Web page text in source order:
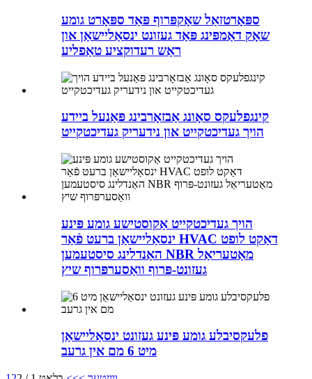
ספּאָרטזאַל שאָקפּרוף פּאַד ספּאָרט גומע
שאָק דאַמפּינג פּאַד געזונט ינסאַליישאַן און
ראַש רעדוקציע טאַפליע
קינגפלעקס סאָונג אַבזאָרבינג פּאַנעל ביידע
הויך געדיכטקייט און נידעריק געדיכטקייט
הויך געדיכטקייט אַקוסטישע גומע פּינע
ינסאַליישאַן ברעט פֿאַר HVAC דאַקט לופט
האַנדלינג סיסטעמען NBR מאַטעריאַל
געזונט-פּרוף וואַסערפּרוף שיץ
פלעקסיבלע גומע פּינע געזונט ינסאַליישאַן
מיט 6 מם אין גרעב